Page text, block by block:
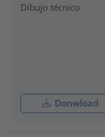
Dibujo técnico
Donwload